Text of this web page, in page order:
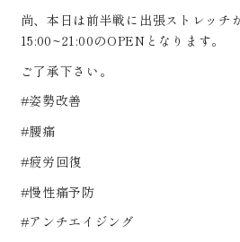
尚、本日は前半戦に出張ストレッチ
15:00~21:00のOPENとなります。
ご了承下さい。
#姿勢改善
#腰痛
#疲労回復
#慢性痛予防
#アンチエイジング